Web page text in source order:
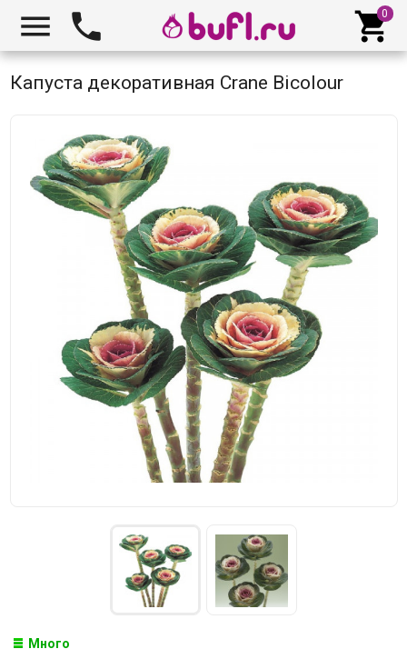
  
Капуста декоративная Crane Bicolour
Много